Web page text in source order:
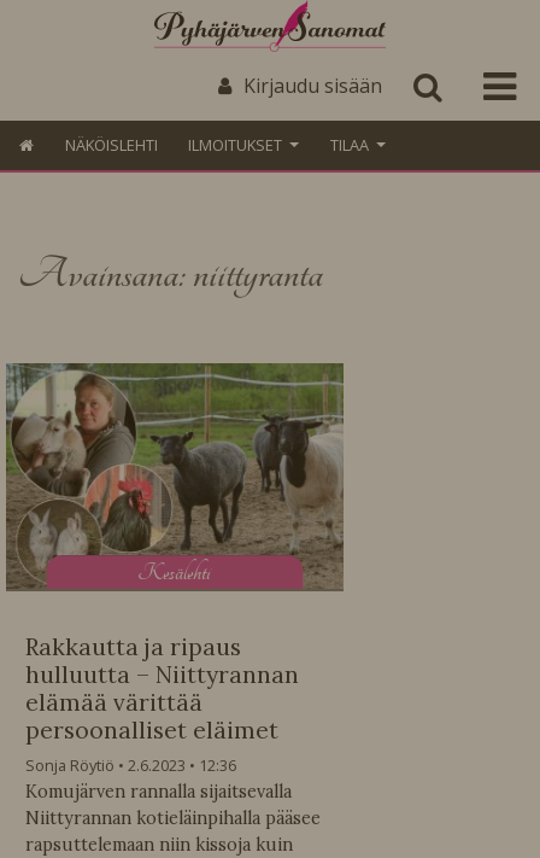
Kirjaudu sisään
NÄKÖISLEHTI ILMOITUKSET TILAA
Avainsana: niittyranta
Kesälehti
Rakkautta ja ripaus
hulluutta – Niittyrannan
elämää värittää
persoonalliset eläimet
Sonja Röytiö 2.6.2023
12:36
Komujärven rannalla sijaitsevalla
Niittyrannan kotieläinpihalla pääsee
rapsuttelemaan niin kissoja kuin